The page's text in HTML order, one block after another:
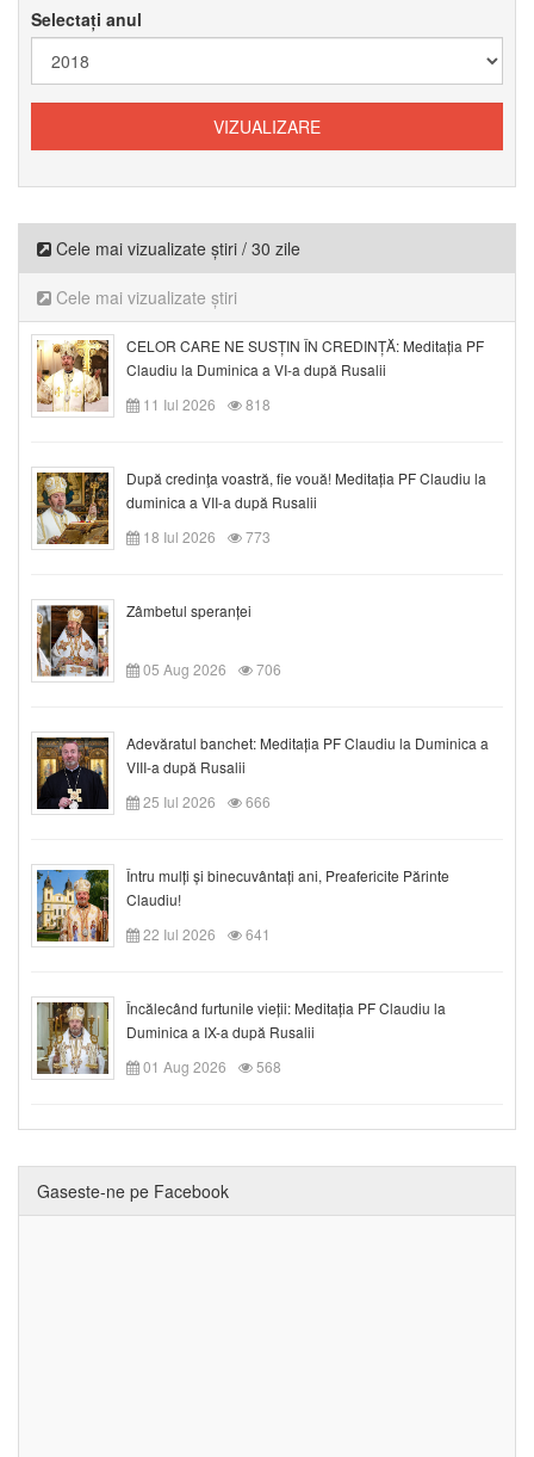
Selectați anul
Cele mai vizualizate știri / 30 zile
Cele mai vizualizate știri
CELOR CARE NE SUSȚIN ÎN CREDINȚĂ: Meditația PF
Claudiu la Duminica a VI-a după Rusalii
11 Iul 2026
818
După credinţa voastră, fie vouă! Meditația PF Claudiu la
duminica a VII-a după Rusalii
18 Iul 2026
773
Zâmbetul speranței
05 Aug 2026 706
Adevăratul banchet: Meditația PF Claudiu la Duminica a
VIII-a după Rusalii
25 Iul 2026
666
Întru mulți și binecuvântați ani, Preafericite Părinte
Claudiu!
22 Iul 2026
641
Încălecând furtunile vieții: Meditația PF Claudiu la
Duminica a IX-a după Rusalii
01 Aug 2026
568
Gaseste-ne pe Facebook